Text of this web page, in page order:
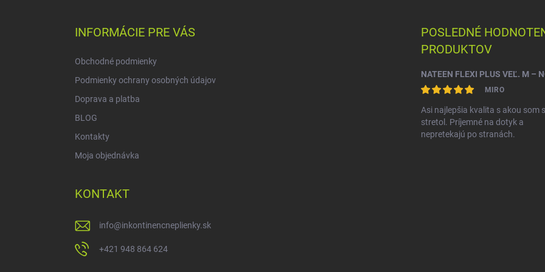
INFORMÁCIE PRE VÁS
Obchodné podmienky
Podmienky ochrany osobných údajov
Doprava a platba
BLOG
Kontakty
Moja objednávka
POSLEDNÉ
PRODUKTOV
MIRO
Asi najlepšia kvalita s akou som
stretol. Príjemné na dotyk a
nepretekajú po stranách.
KONTAKT
info@inkontinencneplienky.sk
+421 948 864 624